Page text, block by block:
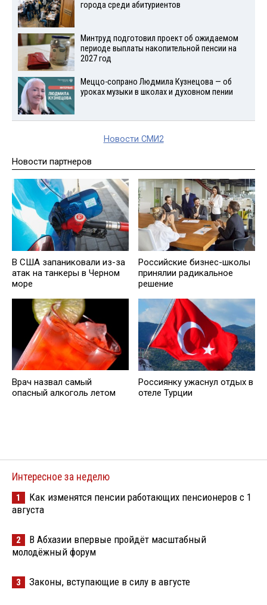
города среди абитуриентов
Минтруд подготовил проект об ожидаемом
периоде выплаты накопительной пенсии на
2027 год
Меццо-сопрано Людмила Кузнецова — об
уроках музыки в школах и духовном пении
Новости СМИ2
Новости партнеров
В США запаниковали из-за
атак на танкеры в Черном
море
Российские бизнес-школы
принялии радикальное
решение
Врач назвал самый
опасный алкоголь летом
Россиянку ужаснул отдых в
отеле Турции
Интересное за неделю
1
Как изменятся пенсии работающих пенсионеров с 1
августа
2
В Абхазии впервые пройдёт масштабный
молодёжный форум
3 Законы, вступающие в силу в августе